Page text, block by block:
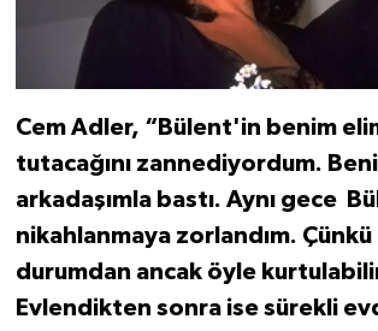
Cem Adler, “Bülent'in benim
tutacağını zannediyordum. Beni
arkadaşımla bastı. Aynı gece
nikahlanmaya zorlandım. Çünkü
durumdan ancak öyle
Evlendikten sonra ise sürekli